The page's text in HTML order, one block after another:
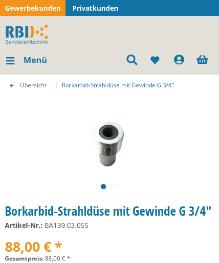
Gewerbekunden Privatkunden
Menü
Übersicht Borkarbid-Strahldüse mit Gewinde G 3/4"
Borkarbid-Strahldüse mit Gewinde G 3/4"
Artikel-Nr.: BA139.03.055
88,00 € *
Gesamtpreis:88,00€ *